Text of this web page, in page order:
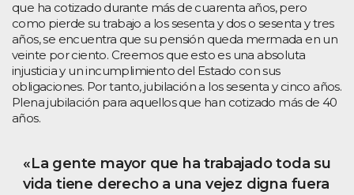
que ha cotizado durante más de cuarenta años, pero
como pierde su trabajo a los sesenta y dos o sesenta y tres
años, se encuentra que su pensión queda mermada en un
veinte por ciento. Creemos que esto es una absoluta
injusticia y un incumplimiento del Estado con sus
obligaciones. Por tanto, jubilación a los sesenta y cinco años.
Plena jubilación para aquellos que han cotizado más de 40
años.
«La gente mayor que ha trabajado toda su
vida tiene derecho a una vejez digna fuera